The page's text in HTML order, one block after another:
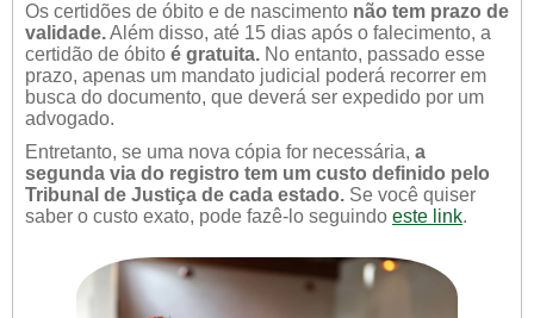
Os certidões de óbito e de nascimento não tem prazo de
validade.Além disso, até 15 dias após o falecimento, a
certidão de óbito é gratuita. No entanto, passado esse
prazo, apenas um mandato judicial poderá recorrer em
busca do documento, que deverá ser expedido por um
advogado.
Entretanto, se uma nova cópia for necessária, a
segunda via do registro tem um custo definido pelo
Tribunal de Justiça de cada estado. Se você quiser
saber o custo exato, pode fazê-lo seguindo este link.